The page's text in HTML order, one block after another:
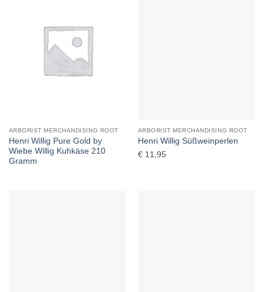
ARBORIST MERCHANDISING ROOT
Henri Willig Pure Gold by
Wiebe Willig Kuhkäse 210
Gramm
ARBORIST MERCHANDISING ROOT
Henri Willig Süßweinperlen
€11,95